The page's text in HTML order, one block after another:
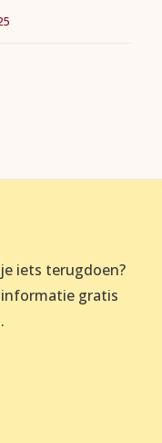
iets terugdoen?
gratis